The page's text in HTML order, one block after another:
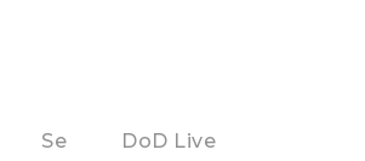
Se DoD Live